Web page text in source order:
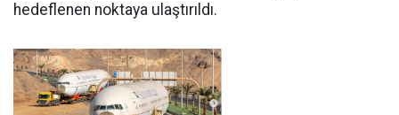
hedeflenen noktaya ulaştırıldı.